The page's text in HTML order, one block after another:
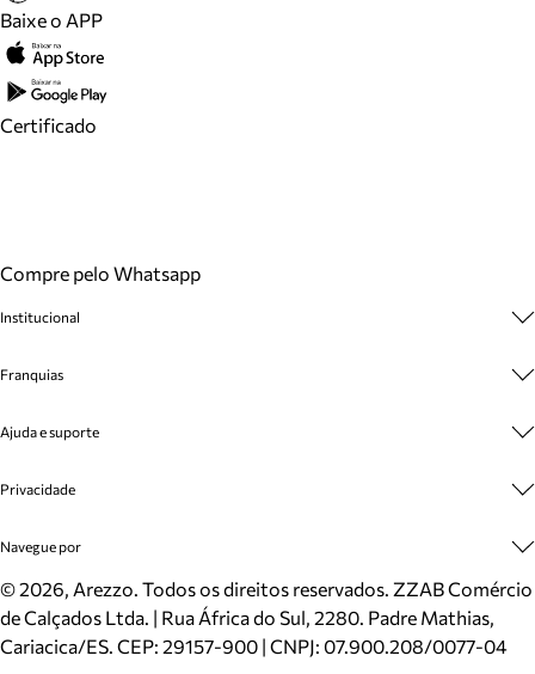
Baixe o APP
Certificado
Compre pelo Whatsapp
Institucional
Cashback
Venda Corporativa
Mapa do Site
Inverno
Mundo Arezzo
Franquias
Plano de Negócio
Ajuda e suporte
Cadastro
Meus Pedidos
Trocas e Devoluções
Cartão Presente
Localizador de lojas
Privacidade
Politica e Privacidade
Navegue por
Sapatos
Bolsas
Scarpins
©2026, Arezzo. Todos os direitos reservados. ZZAB Comércio
de Calçados Ltda. | Rua África do Sul, 2280. Padre Mathias,
Cariacica/ES. CEP: 29157-900 | CNPJ: 07.900.208/0077-04